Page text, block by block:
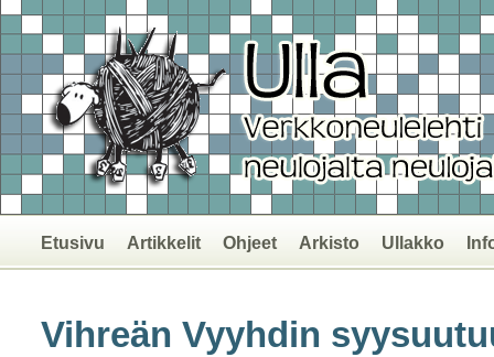
Etusivu Artikkelit Ohjeet Arkisto Ullakko
Vihreän Vyyhdin